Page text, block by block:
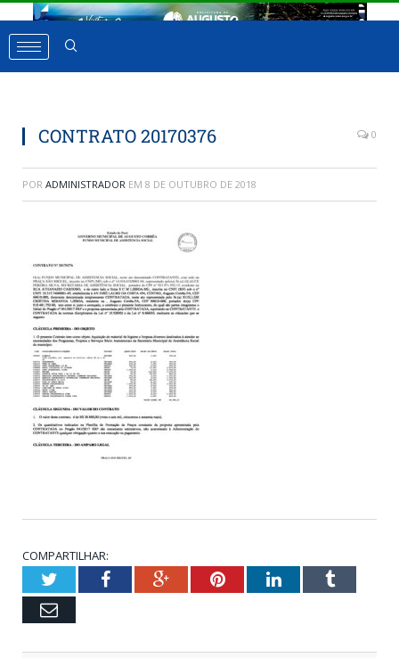
CONTRATO 20170376 0
POR ADMINISTRADOR EM 8 DE OUTUBRO DE 2018
COMPARTILHAR:
TwitterFacebookGoogle+Pinterest
LinkedIn
Email